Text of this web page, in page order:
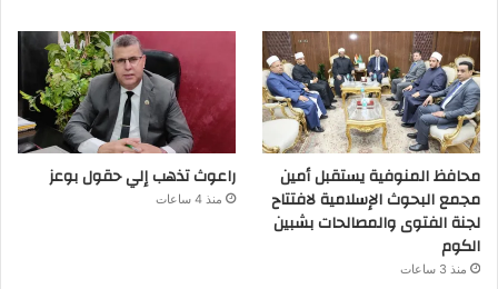
محافظ المنوفية يستقبل أمين
مجمع البحوث الإسلامية لافتتاح
لجنة الفتوى والمصالحات بشبين
الكوم
منذ 3 ساعات
راعوث تذهب إلي حقول بوعز
منذ 4 ساعات